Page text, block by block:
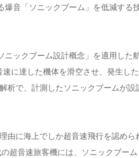
爆音「ソニックブーム」を低減する
ックブーム設計概念」を適用した
に達した機体を滑空させ、発生した
析で、計測したソニックブームが設
由に海上でしか超音速飛行を認めら
超音速旅客機には、ソニックブーム